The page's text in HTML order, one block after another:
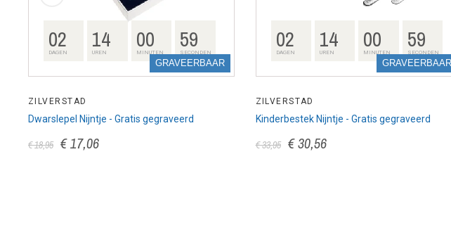
GRAVEERBAAR
02
DAGEN 14
UREN 00
MINUTEN 58
SECONDEN
ZILVERSTAD
Dwarslepel Nijntje - Gratis gegraveerd
€ 18,95 € 17,06
GRAVEERBAAR
02
DAGEN 14
UREN 00
MINUTEN 58
SECONDEN
ZILVERSTAD
Kinderbestek Nijntje - Gratis gegraveerd
€ 33,95 € 30,56